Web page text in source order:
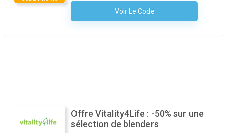
Voir Le Code
Aucun Code N'est Nécessaire
Offre Vitality4Life : -50% sur une
sélection de blenders